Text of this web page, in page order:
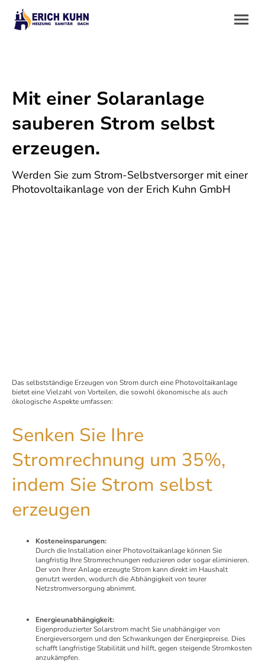
Mit einer Solaranlage
sauberen Strom selbst
erzeugen.
Werden Sie zum Strom-Selbstversorger mit einer
Photovoltaikanlage von der Erich Kuhn GmbH
Das selbstständige Erzeugen von Strom durch eine Photovoltaikanlage
bietet eine Vielzahl von Vorteilen, die sowohl ökonomische als auch
ökologische Aspekte umfassen:
Senken Sie Ihre
Stromrechnung um 35%,
indem Sie Strom selbst
erzeugen
Kosteneinsparungen:
Durch die Installation einer Photovoltaikanlage können Sie
langfristig Ihre Stromrechnungen reduzieren oder sogar eliminieren.
Der von Ihrer Anlage erzeugte Strom kann direkt im Haushalt
genutzt werden, wodurch die Abhängigkeit von teurer
Netzstromversorgung abnimmt.
Energieunabhängigkeit:
Eigenproduzierter Solarstrom macht Sie unabhängiger von
Energieversorgern und den Schwankungen der Energiepreise. Dies
schafft langfristige Stabilität und hilft, gegen steigende Stromkosten
anzukämpfen.